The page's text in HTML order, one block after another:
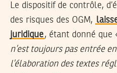
Le dispositif de contrôle,
des risques des OGM,
juridique, étant donné que
n’est toujours pas entrée
l’élaboration des textes